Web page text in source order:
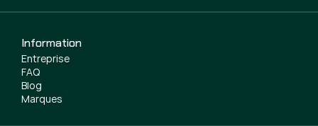
Information
Entreprise
FAQ
Blog
Marques